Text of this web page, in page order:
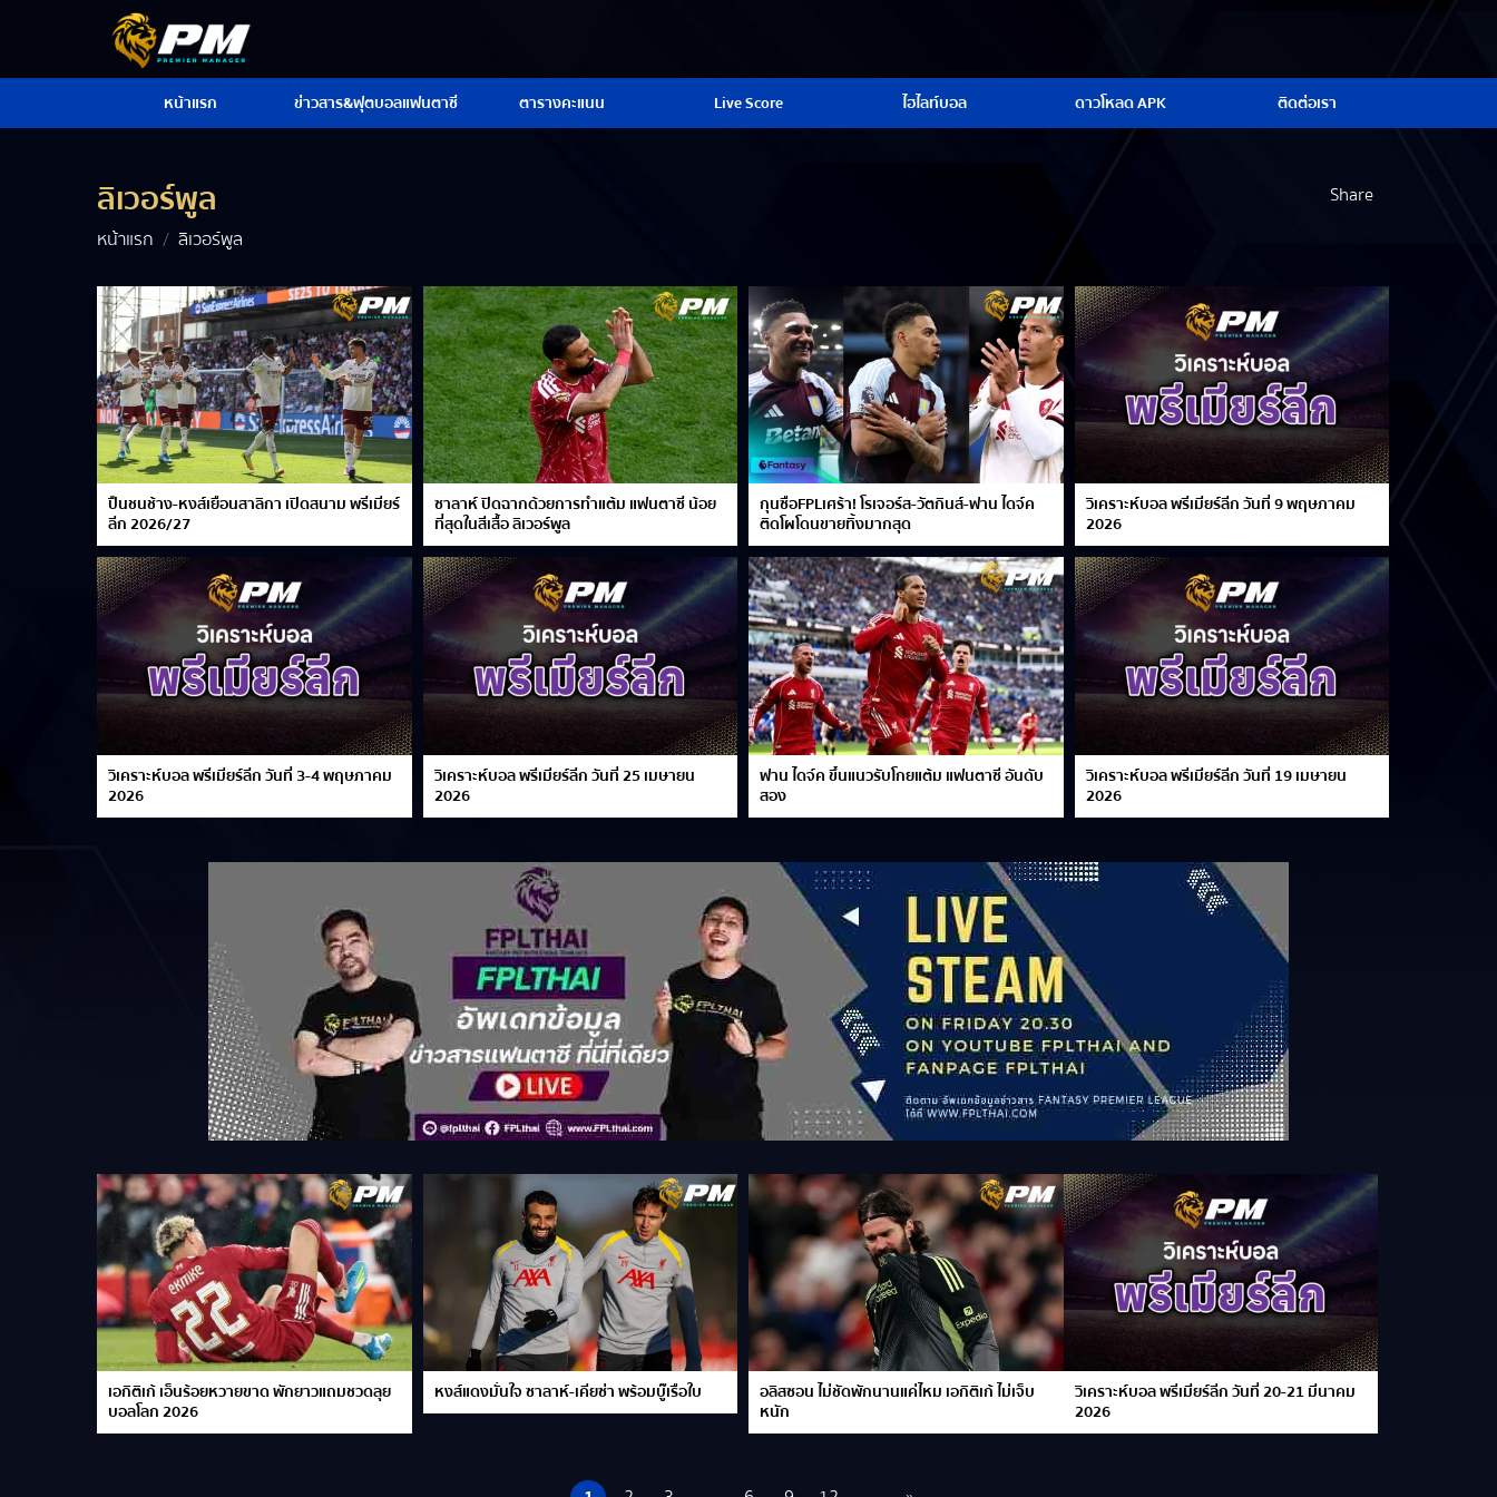
หน้าแรก ข่าวสาร&ฟุตบอลแฟนตาซี ตารางคะแนน Live Score ไฮไลท์บอล ดาวโหลด APK ติดต่อเรา
ลิเวอร์พูล
Share
หน้าแรก
ลิเวอร์พูล
ปืนชนช้าง-หงส์เยือนสาลิกา เปิดสนาม พรีเมียร์
ลีก 2026/27
ซาลาห์ ปิดฉากด้วยการทำแต้ม แฟนตาซี น้อย
ที่สุดในสีเสื้อ ลิเวอร์พูล
กุนซือFPLเศร้า! โรเจอร์ส-วัตกินส์-ฟาน ไดจ์ค
ติดโผโดนขายทิ้งมากสุด
วิเคราะห์บอล พรีเมียร์ลีก วันที่ 9 พฤษภาคม
2026
วิเคราะห์บอล พรีเมียร์ลีก วันที่ 3-4 พฤษภาคม
2026
วิเคราะห์บอล พรีเมียร์ลีก วันที่ 25 เมษายน
2026
ฟาน ไดจ์ค ขึ้นแนวรับโกยแต้ม แฟนตาซี อันดับ
สอง
วิเคราะห์บอล พรีเมียร์ลีก วันที่ 19 เมษายน
2026
เอกิติเก้ เอ็นร้อยหวายขาด พักยาวแถมชวดลุย
บอลโลก 2026
หงส์แดงมั่นใจ ซาลาห์-เคียซ่า พร้อมบู๊เรือใบ
อลิสซอน ไม่ชัดพักนานแค่ไหม เอกิติเก้ ไม่เจ็บ
หนัก
วิเคราะห์บอล พรีเมียร์ลีก วันที่ 20-21 มีนาคม
2026